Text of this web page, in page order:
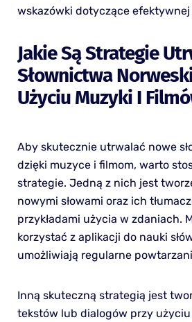
wskazówki dotyczące efektywnej
Jakie Są Strategie
Słownictwa
Użyciu Muzyki I
Aby skutecznie utrwalać nowe
dzięki muzyce i filmom, warto
strategie. Jedną z nich jest
nowymi słowami oraz ich
przykładami użycia w zdaniach.
korzystać z aplikacji do nauki
umożliwiają regularne
Inną skuteczną strategią jest
tekstów lub dialogów przy